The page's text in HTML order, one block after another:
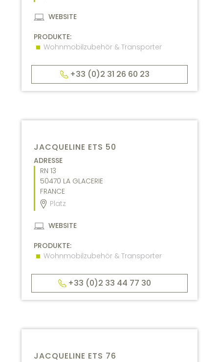
WEBSITE
PRODUKTE:
Wohnmobilzubehör & Transporter
+33 (0)2 31 26 60 23
JACQUELINE ETS 50
ADRESSE
RN 13
50470 LA GLACERIE
FRANCE
Platz
WEBSITE
PRODUKTE:
Wohnmobilzubehör & Transporter
+33 (0)2 33 44 77 30
JACQUELINE ETS 76